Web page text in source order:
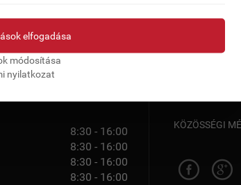
8:30 - 16:00
8:30 - 16:00
8:30 - 16:00
8:30 - 16:00
KÖZÖSSÉGI
elfogadása
módosítása
nyilatkozat